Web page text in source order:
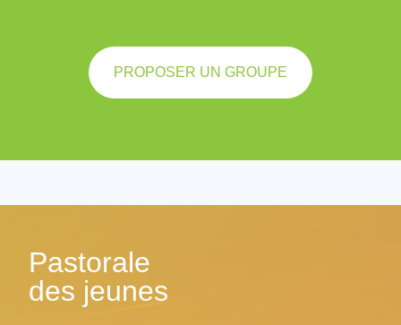
PROPOSER UN GROUPE
Pastorale
des jeunes